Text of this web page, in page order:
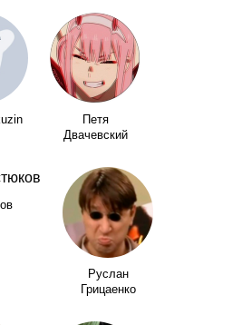
Петя
Двачевский
Руслан
Грицаенко